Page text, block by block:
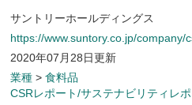
サントリーホールディングス
https://www.suntory.co.jp/company/
2020年07月28日更新
業種> 食料品
CSRレポート/サステナビリティレポ